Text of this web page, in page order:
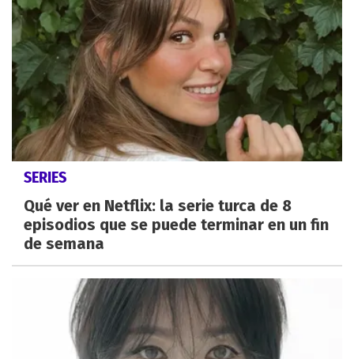
SERIES
Qué ver en Netflix: la serie turca de 8
episodios que se puede terminar en un fin
de semana